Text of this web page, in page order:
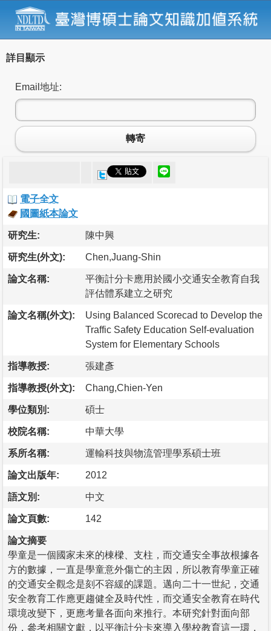
詳目顯示
Email地址:
轉寄
電子全文
國圖紙本論文
研究生: 陳中興
研究生(外文): Chen,Juang-Shin
論文名稱:
平衡計分卡應用於國小交通安全教育自我
評估體系建立之研究
論文名稱(外文):
Using Balanced Scorecad to Develop the
Traffic Safety Education Self-evaluation
System for Elementary Schools
指導教授: 張建彥
指導教授(外文): Chang,Chien-Yen
學位類別: 碩士
校院名稱: 中華大學
系所名稱: 運輸科技與物流管理學系碩士班
論文出版年: 2012
語文別: 中文
論文頁數: 142
論文摘要
學童是一個國家未來的棟樑、支柱，而交通安全事故根據各
方的數據，一直是學童意外傷亡的主因，所以教育學童正確
的交通安全觀念是刻不容緩的課題。邁向二十一世紀，交通
安全教育工作應更趨健全及時代性，而交通安全教育在時代
環境改變下，更應考量各面向來推行。本研究針對面向部
份，參考相關文獻，以平衡計分卡來導入學校教育這一環，